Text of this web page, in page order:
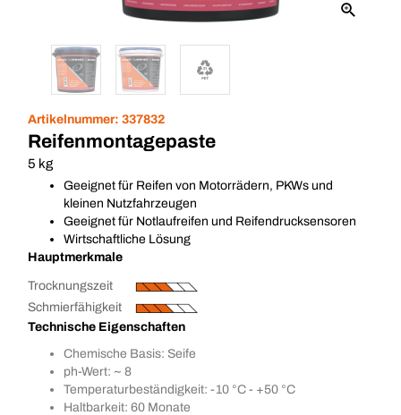
Artikelnummer: 337832
Reifenmontagepaste
5 kg
Geeignet für Reifen von Motorrädern, PKWs und
kleinen Nutzfahrzeugen
Geeignet für Notlaufreifen und Reifendrucksensoren
Wirtschaftliche Lösung
Hauptmerkmale
Trocknungszeit
Schmierfähigkeit
Technische Eigenschaften
Chemische Basis: Seife
ph-Wert: ~ 8
Temperaturbeständigkeit: -10 °C - +50 °C
Haltbarkeit: 60 Monate